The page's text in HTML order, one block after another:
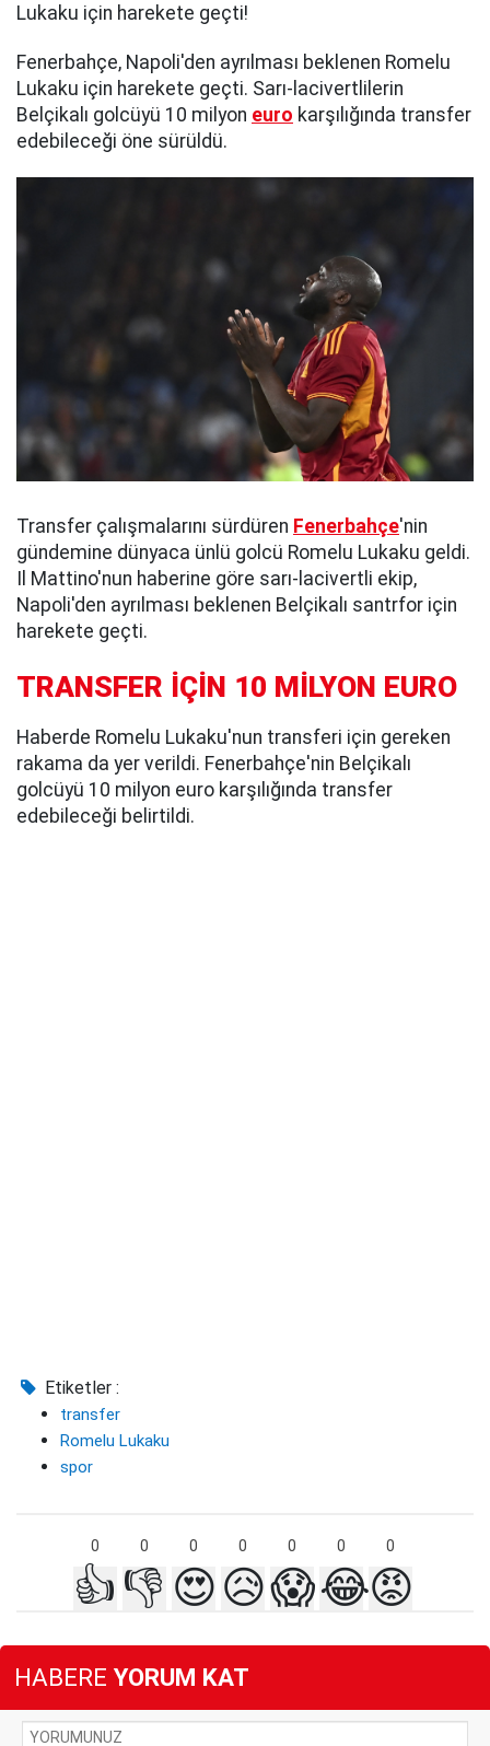
Lukaku için harekete geçti!
Fenerbahçe, Napoli'den ayrılması beklenen Romelu
Lukaku için harekete geçti. Sarı-lacivertlilerin
Belçikalı golcüyü 10 milyon euro karşılığında transfer
edebileceği öne sürüldü.
Transfer çalışmalarını sürdüren Fenerbahçe'nin
gündemine dünyaca ünlü golcü Romelu Lukaku geldi.
Il Mattino'nun haberine göre sarı-lacivertli ekip,
Napoli'den ayrılması beklenen Belçikalı santrfor için
harekete geçti.
TRANSFER İÇİN 10 MİLYON EURO
Haberde Romelu Lukaku'nun transferi için gereken
rakama da yer verildi. Fenerbahçe'nin Belçikalı
golcüyü 10 milyon euro karşılığında transfer
edebileceği belirtildi.
Etiketler :
transfer
Romelu Lukaku
spor
0 0 0 0 0 0 0
👍 👎 😍😥😱😂😡
HABERE YORUM KAT